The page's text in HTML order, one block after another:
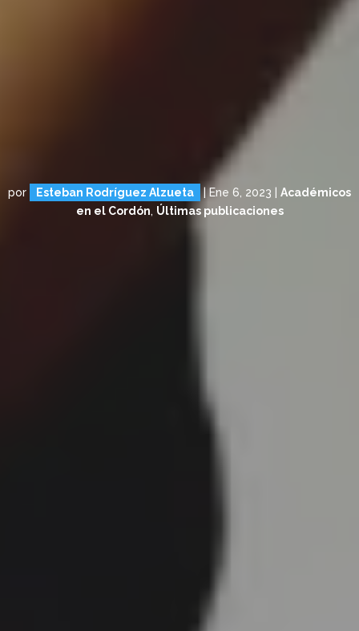
por Esteban Rodríguez Alzueta |Ene 6, 2023 | Académicos
en el Cordón, Últimas publicaciones